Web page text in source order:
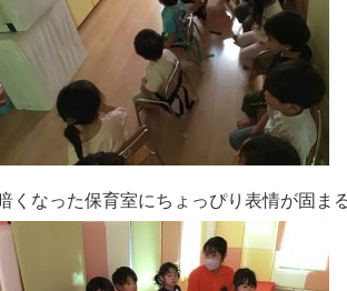
くなった保育室にちょっぴり表情が固ま